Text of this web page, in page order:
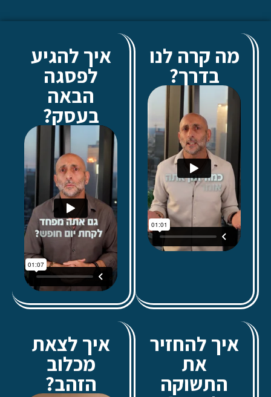
מה קרה לנו
בדרך?
איך להגיע
לפסגה
הבאה
בעסק?
איך להחזיר
את
התשוקה
איך לצאת
מכלוב
הזהב?